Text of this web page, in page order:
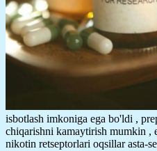
isbotlash imkoniga ega bo'ldi ,
chiqarishni kamaytirish mumkin ,
nikotin retseptorlari oqsillar asta-